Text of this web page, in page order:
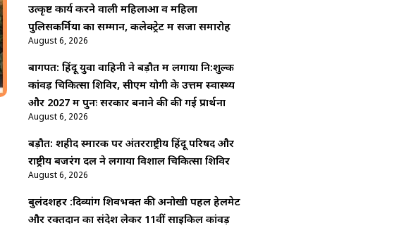
उत्कृष्ट कार्य करने वाली महिलाओं व महिला
पुलिसकर्मियों का सम्मान, कलेक्ट्रेट में सजा समारोह
August 6, 2026
बागपत: हिंदू युवा वाहिनी ने बड़ौत में लगाया नि:शुल्क
कांवड़ चिकित्सा शिविर, सीएम योगी के उत्तम स्वास्थ्य
और 2027 में पुनः सरकार बनाने की की गई प्रार्थना
August 6, 2026
बड़ौत: शहीद स्मारक पर अंतरराष्ट्रीय हिंदू परिषद और
राष्ट्रीय बजरंग दल ने लगाया विशाल चिकित्सा शिविर
August 6, 2026
बुलंदशहर :दिव्यांग शिवभक्त की अनोखी पहल हेलमेट
और रक्तदान का संदेश लेकर 11वीं साइकिल कांवड़